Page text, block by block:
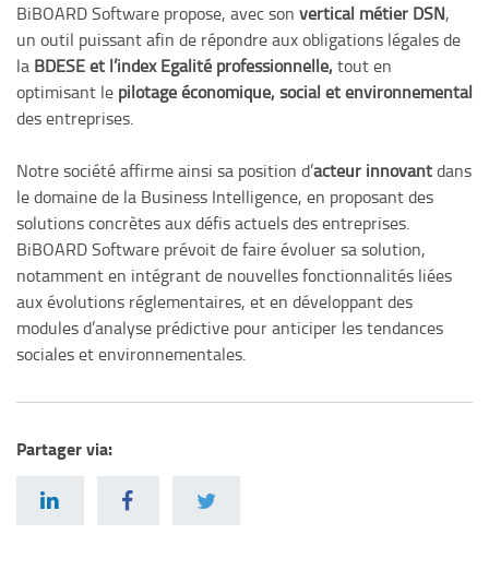
BiBOARD Software propose, avec son vertical métier DSN,
un outil puissant afin de répondre aux obligations légales de
la BDESE et l’index Egalité professionnelle,tout en
optimisant le pilotage économique, social et environnemental
des entreprises.
Notre société affirme ainsi sa position d’acteur innovantdans
le domaine de la Business Intelligence, en proposant des
solutions concrètes aux défis actuels des entreprises.
BiBOARD Software prévoit de faire évoluer sa solution,
notamment en intégrant de nouvelles fonctionnalités liées
aux évolutions réglementaires, et en développant des
modules d’analyse prédictive pour anticiper les tendances
sociales et environnementales.
Partager via: